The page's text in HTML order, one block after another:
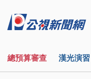
總預算審查 漢光演習